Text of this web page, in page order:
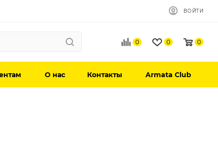
ВОЙТИ
0 0 0
О нас Контакты Armata Club